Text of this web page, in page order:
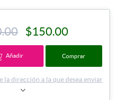
$150.00
Añadir Comprar
la dirección a la que desea enviar